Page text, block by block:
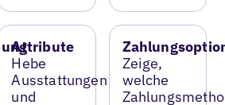
Attribute
Hebe
Ausstattungen
und
Zeige,
welche